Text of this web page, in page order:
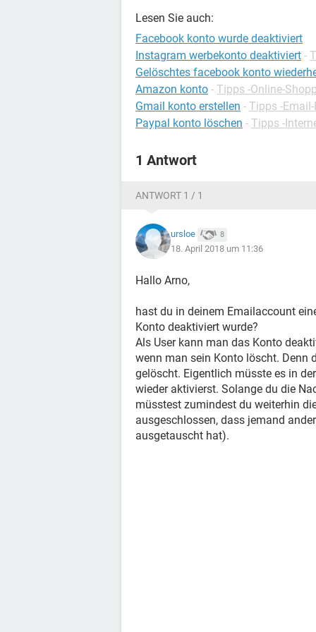
Lesen Sie auch:
Facebook konto wurde deaktiviert
Instagram werbekonto deaktiviert -
Gelöschtes facebook konto
Amazon konto - Tipps -Online-
Gmail konto erstellen - Tipps -
Paypal konto löschen - Tipps -
1 Antwort
ANTWORT 1 / 1
ursloe 8
18. April 2018 um 11:36
Hallo Arno,
hast du in deinem Emailaccount
Konto deaktiviert wurde?
Als User kann man das Konto
wenn man sein Konto löscht. Denn
gelöscht. Eigentlich müsste es in
wieder aktivierst. Solange du die
müsstest zumindest du weiterhin
ausgeschlossen, dass jemand
ausgetauscht hat).